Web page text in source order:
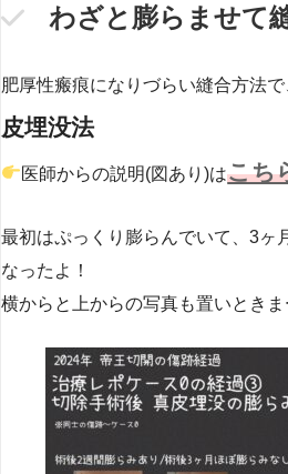
わざと膨らませて
肥厚性瘢痕になりづらい縫合方法で
皮埋没法
医師からの説明(図あり)はこち
最初はぷっくり膨らんでいて、3ヶ
なったよ！
横からと上からの写真も置いときま